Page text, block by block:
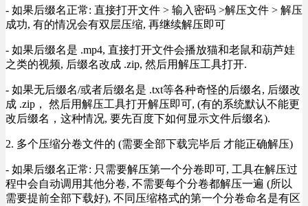
- 如果后缀名正常: 直接打开文件 > 输入密码 >解压文件 > 解压
成功, 有的情况会有双层压缩, 再继续解压即可
- 如果后缀名是 .mp4, 直接打开文件会播放猫和老鼠和葫芦娃
之类的视频, 后缀名改成 .zip, 然后用解压工具打开.
- 如果无后缀名/或者后缀名是 .txt等各种奇怪的后缀名, 后缀改
成 .zip， 然后用解压工具打开解压即可, (有的系统默认不能更
改后缀名，这种情况, 要先百度下如何显示文件后缀名).
2. 多个压缩分卷文件的 (需要全部下载完毕后 才能正确解压)
- 如果后缀名正常: 只需要解压第一个分卷即可, 工具在解压过
程中会自动调用其他分卷, 不需要每个分卷都解压一遍 (所以
需要提前全部下载好), 不同压缩格式的第一个分卷命名是有区